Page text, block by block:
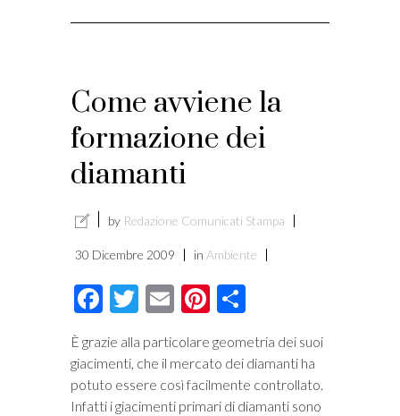
Come avviene la
formazione dei
diamanti
by Redazione Comunicati Stampa
30 Dicembre 2009 in Ambiente
Facebook
Twitter
EmailPinterest
È grazie alla particolare geometria dei suoi
giacimenti, che il mercato dei diamanti ha
potuto essere così facilmente controllato.
Infatti i giacimenti primari di diamanti sono